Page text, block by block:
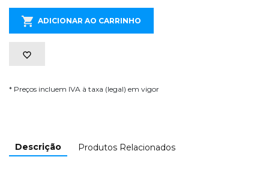
ADICIONAR AO CARRINHO
* Preços incluem IVA à taxa (legal) em vigor
Descrição Produtos Relacionados